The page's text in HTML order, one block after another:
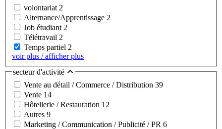
volontariat 2
Alternance/Apprentissage 2
Job étudiant 2
Télétravail 2
Temps partiel 2
voir plus / afficher plus
secteur d'activité
Vente au détail / Commerce / Distribution 39
Vente 14
Hôtellerie / Restauration 12
Autres 9
Marketing / Communication / Publicité / PR 6